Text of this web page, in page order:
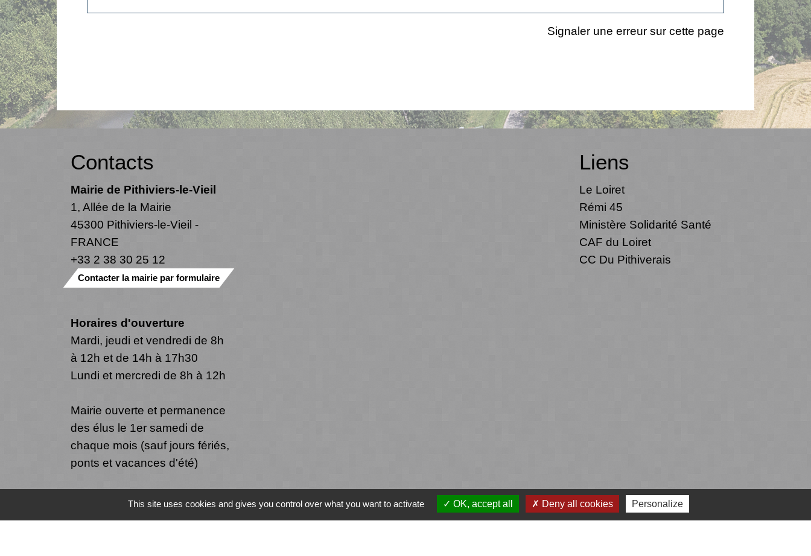
Signaler une erreur sur cette page
Contacts
Mairie de Pithiviers-le-Vieil
1, Allée de la Mairie
45300 Pithiviers-le-Vieil -
FRANCE
+33 2 38 30 25 12
Contacter la mairie par formulaire
Horaires d'ouverture
Mardi, jeudi et vendredi de 8h
à 12h et de 14h à 17h30
Lundi et mercredi de 8h à 12h
Mairie ouverte et permanence
des élus le 1er samedi de
chaque mois (sauf jours fériés,
ponts et vacances d'été)
Liens
Le Loiret
Rémi 45
Ministère Solidarité Santé
CAF du Loiret
CC Du Pithiverais
Mentions légales - Politique de confidentialité - Accessibilité - Plan du site - Gestion des cookies
This site uses cookies and gives you control over what you want to activate OK, accept all Deny all cookies Personalize